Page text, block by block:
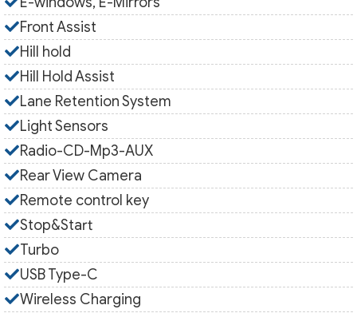
Front Assist
Hill hold
Hill Hold Assist
Lane Retention System
Light Sensors
Radio-CD-Mp3-AUX
Rear View Camera
Remote control key
Stop&Start
Turbo
USB Type-C
Wireless Charging